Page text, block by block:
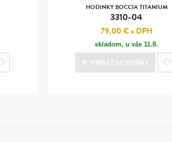
HODINKY BOCCIA TITANIUM
3310-04
79,00 €s DPH
skladom, u vás 11.8.
PRIDAŤ DO KOŠÍKA